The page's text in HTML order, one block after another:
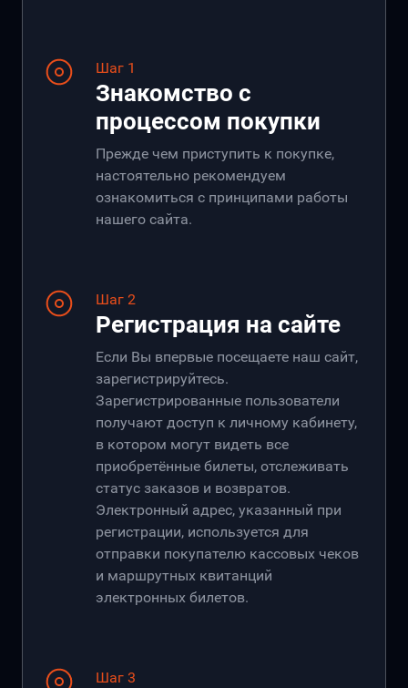
Шаг 1
Знакомство с
процессом покупки
Прежде чем приступить к покупке,
настоятельно рекомендуем
ознакомиться с принципами работы
нашего сайта.
Шаг 2
Регистрация на сайте
Если Вы впервые посещаете наш сайт,
зарегистрируйтесь.
Зарегистрированные пользователи
получают доступ к личному кабинету,
в котором могут видеть все
приобретённые билеты, отслеживать
статус заказов и возвратов.
Электронный адрес, указанный при
регистрации, используется для
отправки покупателю кассовых чеков
и маршрутных квитанций
электронных билетов.
Шаг 3